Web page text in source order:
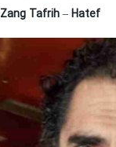
Zang Tafrih– Hatef